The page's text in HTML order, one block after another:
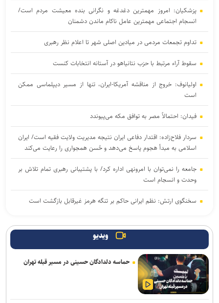
پزشکیان: امروز مهمترین دغدغه و نگرانی بنده معیشت مردم است/
انسجام اجتماعی مهمترین عامل ناکام ماندن دشمنان
تداوم تجمعات مردمی در میادین اصلی شهر تا اعلام نظر رهبری
سقوط آراء مرتبط با حزب نتانیاهو در آستانه انتخابات کنست
اولیانوف: خروج از مناقشه آمریکا-ایران، تنها از مسیر دیپلماسی ممکن
است
فیدان: احتمالاً مصر به توافق مکه می‌پیوندد
سردار فلاح‌زاده: اقتدار دفاعی ایران نتیجه مدیریت ولایت فقیه است/ ایران
اسلامی به مبدأ هجوم پاسخ می‌دهد و حُسن همجواری را رعایت می‌کند
جامعه را نمی‌توان با امرونهی اداره کرد/ با پشتیبانی رهبری تمام تلاش بر
وحدت و انسجام است
سخنگوی ارتش: نظم ایرانی حاکم بر تنگه هرمز غیرقابل بازگشت است
سخنگوی سپاه: تنگه هرمز به ابزار استراتژیک قدرت تبدیل شده است
پزشکیان درخشش تیم ملی المپیاد هوش مصنوعی ایران در رقابت‌های
جهانی را تبریک گفت
سفر رئیس دستگاه اطلاعاتی عربستان به عراق
ویدیو
حماسه دلدادگان حسینی در مسیر قبله تهران